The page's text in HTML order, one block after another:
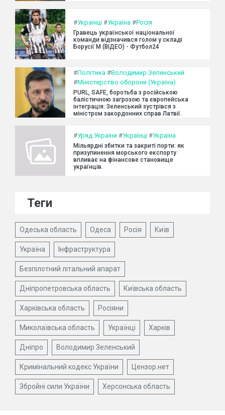
#Українці #Україна #Росія
Гравець української національної
команди відзначився голом у складі
Борусії М (ВІДЕО) - Футбол24
#Політика #Володимир Зеленський
#Міністерство оборони (Україна)
PURL, SAFE, боротьба з російською
балістичною загрозою та європейська
інтеграція: Зеленський зустрівся з
міністром закордонних справ Латвії.
#Уряд України #Українці #Україна
Мільярдні збитки та закриті порти: як
призупинення морського експорту
впливає на фінансове становище
українців.
Теги
Одеська область Одеса Росія Київ
Україна Інфраструктура
Безпілотний літальний апарат
Дніпропетровська область Київська область
Харківська область Росіяни
Миколаївська область Українці Харків
Дніпро Володимир Зеленський
Кримінальний кодекс України Цензор.нет
Збройні сили України Херсонська область